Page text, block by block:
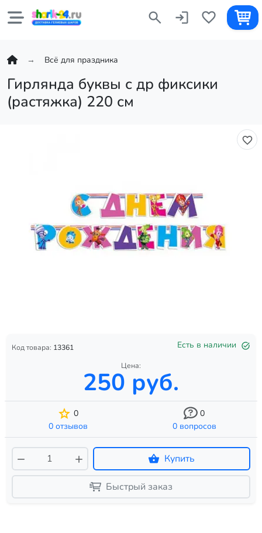
Всё для праздника
Гирлянда буквы с др фиксики
(растяжка) 220 см
Код товара: 13361 Есть в наличии
Цена:
250 руб.
0
0 отзывов
0
0 вопросов
Купить
Быстрый заказ